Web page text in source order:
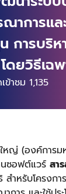
าการแล
การบริห
ยวิธีเฉพ
ข้าชม 1,135
ญ่ (องค์การม
นซอฟต์แวร์ สา
สําหรับโครงก